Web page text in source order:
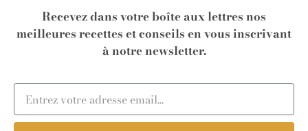
Recevez dans votre boîte aux lettres nos
meilleures recettes et conseils en vous inscrivant
à notre newsletter.